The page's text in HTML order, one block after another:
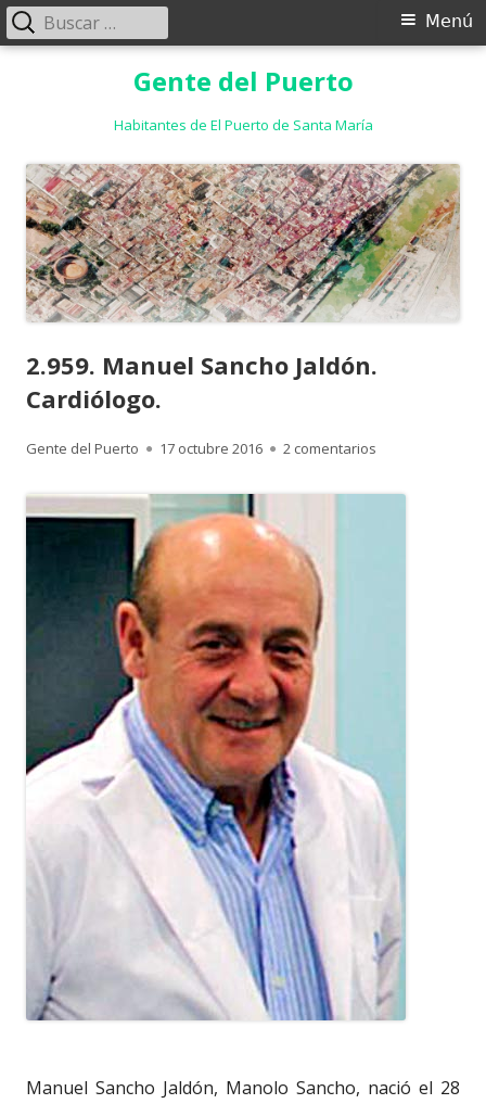
Gente del Puerto
Habitantes de El Puerto de Santa María
Menú
Menú
Buscar:
2.959. Manuel Sancho Jaldón.
Cardiólogo.
Autor
Gente del Puerto
Publicado
17 octubre 2016 2 comentarios
Manuel Sancho Jaldón, Manolo Sancho, nació el 28